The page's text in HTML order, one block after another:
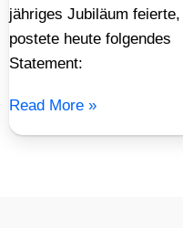
jähriges Jubiläum feierte,
postete heute folgendes
Statement:
Read More »